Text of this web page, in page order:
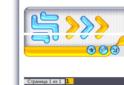
Страница 1 из 1 1